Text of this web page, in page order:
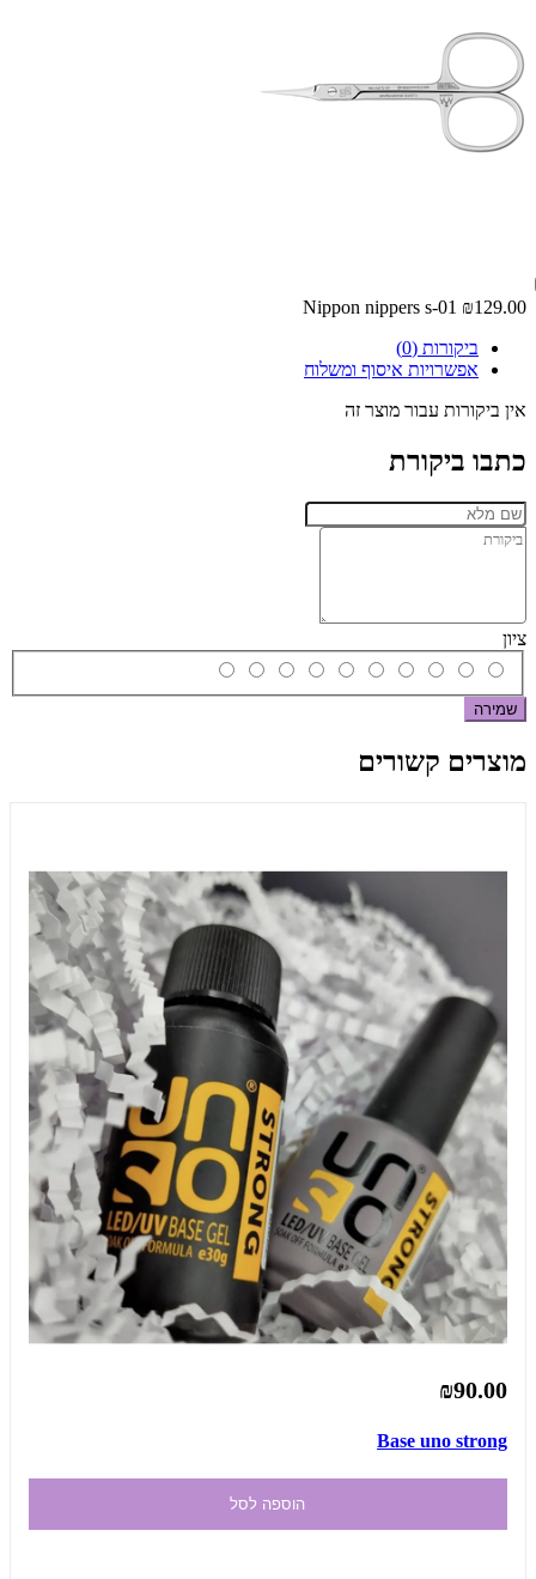
Nippon nippers s-01 ₪129.00
ביקורות (0)
אפשרויות איסוף ומשלוח
אין ביקורות עבור מוצר זה
כתבו ביקורת
ציון
שמירה
מוצרים קשורים
₪90.00
Base uno strong
הוספה לסל